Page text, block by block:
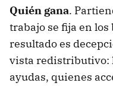
Quién gana.
trabajo se fija en
resultado es
vista redistributivo:
ayudas, quienes